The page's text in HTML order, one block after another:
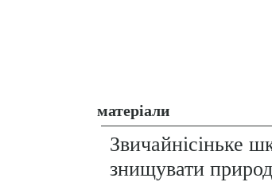
матеріали
Звичайнісіньке
знищувати